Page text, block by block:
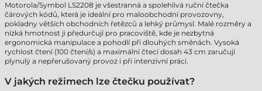
Motorola/Symbol LS2208 je všestranná a spolehlivá ruční čtečka
čárových kódů, která je ideální pro maloobchodní provozovny,
pokladny větších obchodních řetězců a lehký průmysl. Malé rozměry a
nízká hmotnost ji předurčují pro pracoviště, kde je nezbytná
ergonomická manipulace a pohodlí při dlouhých směnách. Vysoká
rychlost čtení (100 čtení/s) a maximální čtecí dosah 43 cm zaručují
plynulý a nepřerušovaný provoz i při intenzivní práci.
V jakých režimech lze čtečku používat?